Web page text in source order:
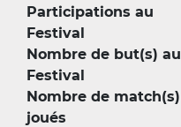
Participations au
Festival
Nombre de but(s) au
Festival
Nombre de match(s)
joués